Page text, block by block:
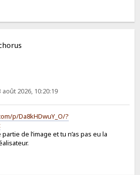
août 2026, 10:20:19
p/Da8kHDwuY_O/?
de l’image et tu n’as pas eu la